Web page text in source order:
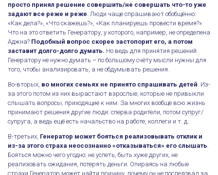
просто принял решение совершить/не совершать что-то уже
задают все реже и реже . Люди чаще спрашивают обобщённо:
«Как дела?», «Что скажешь?», «Как планируешь провести время?».
Что на это ответить Генератору, у которого, например, не определена
Аджна? Подобный вопрос скорее застопорит его, а потом
заставит долго-долго думать. Но ведь для принятия решений
Генератору не нужно думать – по большому счёту мысли нужны для
того, чтобы анализировать, а не обдумывать решения.
Во-вторых, во многих семьях не принято спрашивать детей . Из-
за этого потом из них вырастают взрослые, которые не привыкли
слышать вопросы, приходящие к ним. За многих вообще всю жизнь
принимают решения другие люди: сперва родители, потом супруг/
супруга, а ведь ещё есть начальство на работе, коллеги и т. д.
В-третьих, Генератор может бояться реализовывать отклик и
из-за этого страха неосознанно «отказываться» его слышать
Бояться можно чего угодно: не успеть, быть хуже других, не
реализовать ожидания, потерять деньги. Опираясь на любые
страхи Генератор может найти причину, почему он не последовал за